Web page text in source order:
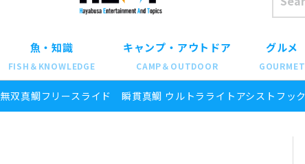
魚・知識
FISH＆KNOWLEDGE
キャンプ・アウトドア
CAMP＆OUTDOOR
グルメ
GOURMET
無双真鯛フリースライド 瞬貫真鯛 ウルトラライトアシストフック